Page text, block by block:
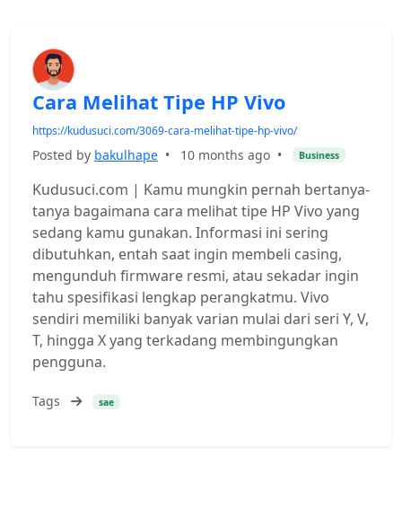
Cara Melihat Tipe HP Vivo
https://kudusuci.com/3069-cara-melihat-tipe-hp-vivo/
Posted by bakulhape • 10 months ago • Business
Kudusuci.com | Kamu mungkin pernah bertanya-
tanya bagaimana cara melihat tipe HP Vivo yang
sedang kamu gunakan. Informasi ini sering
dibutuhkan, entah saat ingin membeli casing,
mengunduh firmware resmi, atau sekadar ingin
tahu spesifikasi lengkap perangkatmu. Vivo
sendiri memiliki banyak varian mulai dari seri Y, V,
T, hingga X yang terkadang membingungkan
pengguna.
Tags sae